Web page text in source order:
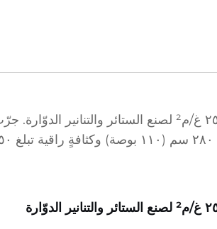
نسيج قطيفة إيطالي جملة فائق الاتساع | عرضه ٢٨٠ سم وكثافته